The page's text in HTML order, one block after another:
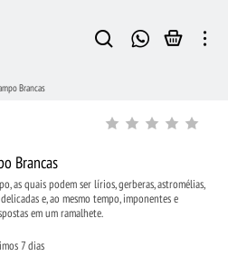
Brancas
Brancas
as quais podem ser lírios, gerberas, astromélias,
e, ao mesmo tempo, imponentes e
em um ramalhete.
7 dias